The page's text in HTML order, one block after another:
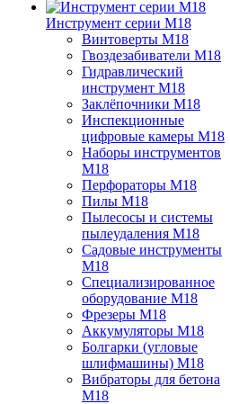
Инструмент серии M18
Винтоверты M18
Гвоздезабиватели M18
Гидравлический
инструмент M18
Заклёпочники M18
Инспекционные
цифровые камеры M18
Наборы инструментов
M18
Перфораторы M18
Пилы M18
Пылесосы и системы
пылеудаления M18
Садовые инструменты
M18
Специализированное
оборудование M18
Фрезеры M18
Аккумуляторы M18
Болгарки (угловые
шлифмашины) M18
Вибраторы для бетона
M18